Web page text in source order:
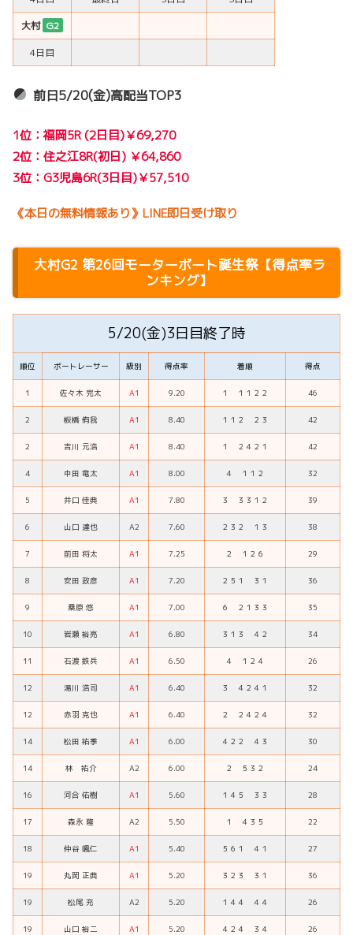
大村 G2
4日目
前日5/20(金)高配当TOP3
1位：福岡5R (2日目)￥69,270
2位：住之江8R(初日) ￥64,860
3位：G3児島6R(3日目)￥57,510
《本日の無料情報あり》LINE即日受け取り
大村G2 第26回モーターボート誕生祭【得点率ラ
ンキング】
5/20(金)3日目終了時
順位 ボートレーサー 級別 得点率 着順 得点
1 佐々木 完太 A1 9.20 １ １１２２ 46
2 板橋 侑我 A1 8.40 １１２ ２３ 42
2 吉川 元浩 A1 8.40 １ ２４２１ 42
4 中田 竜太 A1 8.00 ４ １１２ 32
5 井口 佳典 A1 7.80 ３ ３３１２ 39
6 山口 達也 A2 7.60 ２３２ １３ 38
7 前田 将太 A1 7.25 ２ １２６ 29
8 安田 政彦 A1 7.20 ２５１ ３１ 36
9 桑原 悠 A1 7.00 ６ ２１３３ 35
10 岩瀬 裕亮 A1 6.80 ３１３ ４２ 34
11 石渡 鉄兵 A1 6.50 ４ １２４ 26
12 湯川 浩司 A1 6.40 ３ ４２４１ 32
12 赤羽 克也 A1 6.40 ２ ２４２４ 32
14 松田 祐季 A1 6.00 ４２２ ４３ 30
14 林 祐介 A2 6.00 ２ ５３２ 24
16 河合 佑樹 A1 5.60 １４５ ３３ 28
17 森永 隆 A2 5.50 １ ４３５ 22
18 仲谷 颯仁 A1 5.40 ５６１ ４１ 27
19 丸岡 正典 A1 5.20 ３２３ ３１ 36
19 松尾 充 A2 5.20 １４４ ４４ 26
19 山口 裕二 A1 5.20 ４２４ ３４ 26